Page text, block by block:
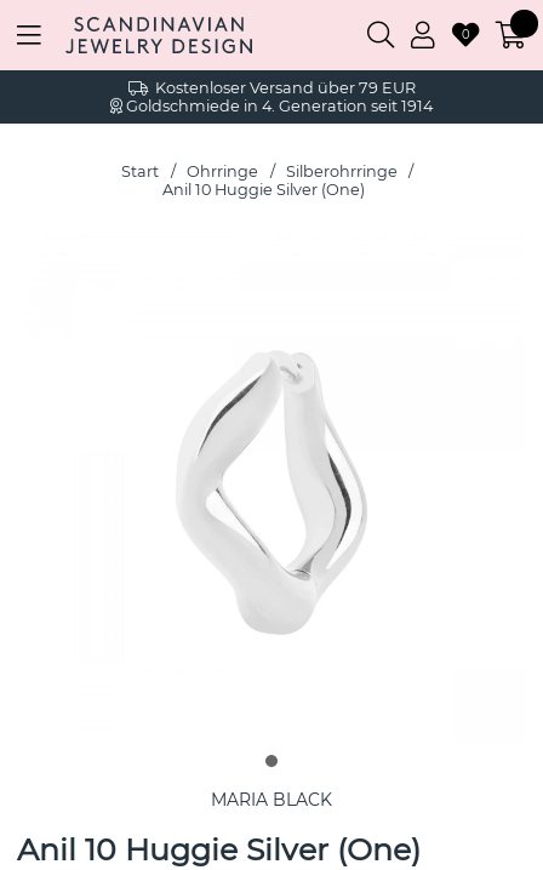
Kostenloser Versand über 79 EUR
Goldschmiede in 4. Generation seit 1914
0
Start Ohrringe
Silberohrringe
Anil 10 Huggie Silver (One)
MARIA BLACK
Anil 10 Huggie Silver (One)